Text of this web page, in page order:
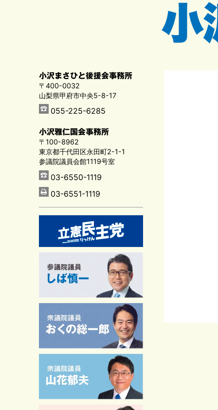
小沢まさひと後援会事務所
〒400-0032
山梨県甲府市中央5-8-17
055-225-6285
小沢雅仁国会事務所
〒100-8962
東京都千代田区永田町2-1-1
参議院議員会館1119号室
03-6550-1119
03-6551-1119